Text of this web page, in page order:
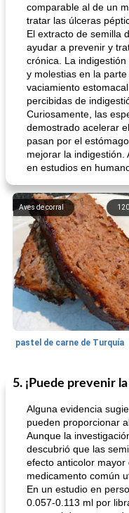
comparable al de un
tratar las úlceras
El extracto de semilla
ayudar a prevenir y
crónica. La
y molestias en la
vaciamiento
percibidas de
Curiosamente, las
demostrado acelerar
pasan por el
mejorar la
en estudios en
120
Aves de corral
pastel de carne de Turquía
215
Cocina del mundo
5. ¡Puede prevenir
Alguna evidencia
pueden proporcionar
Aunque la
descubrió que las
efecto anticolor
medicamento común
En un estudio en
0.057-0.113 ml por